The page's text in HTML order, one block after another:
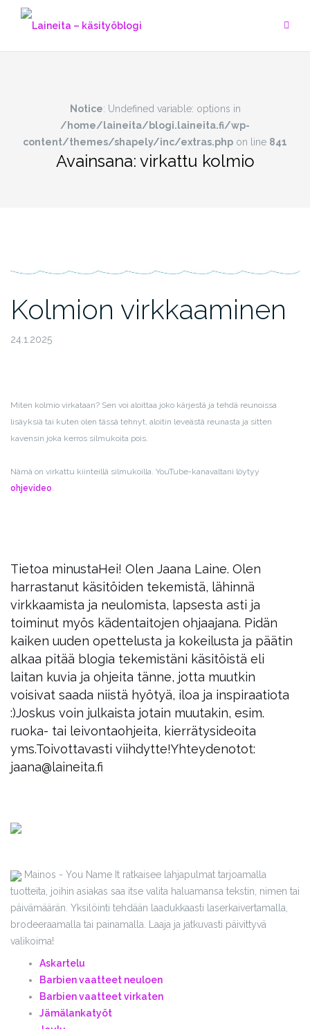
Notice: Undefined variable: options in
/home/laineita/blogi.laineita.fi/wp-
content/themes/shapely/inc/extras.php on line 841
Avainsana: virkattu kolmio
Kolmion virkkaaminen
24.1.2025
Miten kolmio virkataan? Sen voi aloittaa joko kärjestä ja tehdä reunoissa
lisäyksiä tai kuten olen tässä tehnyt, aloitin leveästä reunasta ja sitten
kavensin joka kerros silmukoita pois.
Nämä on virkattu kiinteillä silmukoilla. YouTube-kanavaltani löytyy
ohjevideo.
Tietoa minustaHei! Olen Jaana Laine. Olen
harrastanut käsitöiden tekemistä, lähinnä
virkkaamista ja neulomista, lapsesta asti ja
toiminut myös kädentaitojen ohjaajana. Pidän
kaiken uuden opettelusta ja kokeilusta ja päätin
alkaa pitää blogia tekemistäni käsitöistä eli
laitan kuvia ja ohjeita tänne, jotta muutkin
voisivat saada niistä hyötyä, iloa ja inspiraatiota
:)Joskus voin julkaista jotain muutakin, esim.
ruoka- tai leivontaohjeita, kierrätysideoita
yms.Toivottavasti viihdytte!Yhteydenotot:
jaana@laineita.fi
Mainos - You Name It ratkaisee lahjapulmat tarjoamalla
tuotteita, joihin asiakas saa itse valita haluamansa tekstin, nimen tai
päivämäärän. Yksilöinti tehdään laadukkaasti laserkaivertamalla,
brodeeraamalla tai painamalla. Laaja ja jatkuvasti päivittyvä
valikoima!
Askartelu
Barbien vaatteet neuloen
Barbien vaatteet virkaten
Jämälankatyöt